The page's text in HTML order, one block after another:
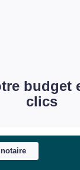
budget
clics